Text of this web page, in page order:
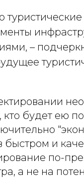
–
будет ею
быстром и
по-
а не на